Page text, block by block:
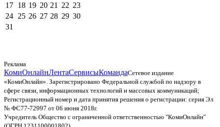
17 18 19 20 21 22 23
24 25 26 27 28 29 30
31
Реклама
КомиОнлайнЛентаСервисыКомандаСетевое издание
«КомиОнлайн». Зарегистрировано Федеральной службой по надзору в
сфере связи, информационных технологий и массовых коммуникаций;
Регистрационный номер и дата принятия решения о регистрации: серия Эл
№ ФС77-72997 от 06 июня 2018г.
Учредитель Общество с ограниченной ответственностью "КомиОнлайн"